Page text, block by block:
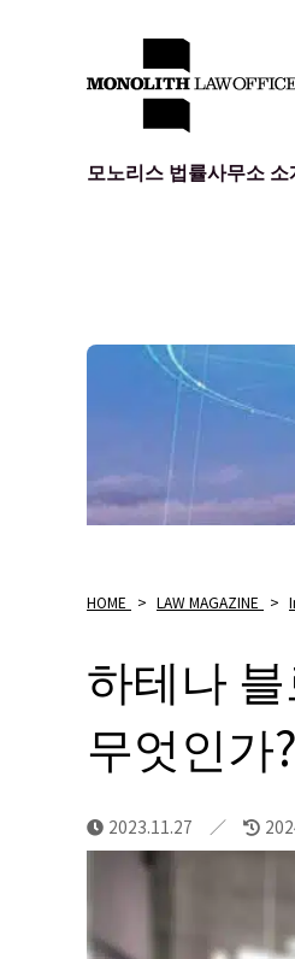
모노리스 법률사무소 소
개인정보 보호
광고 리뷰
HOME > LAW MAGAZINE >
하테나
무엇인가?
2023.11.27